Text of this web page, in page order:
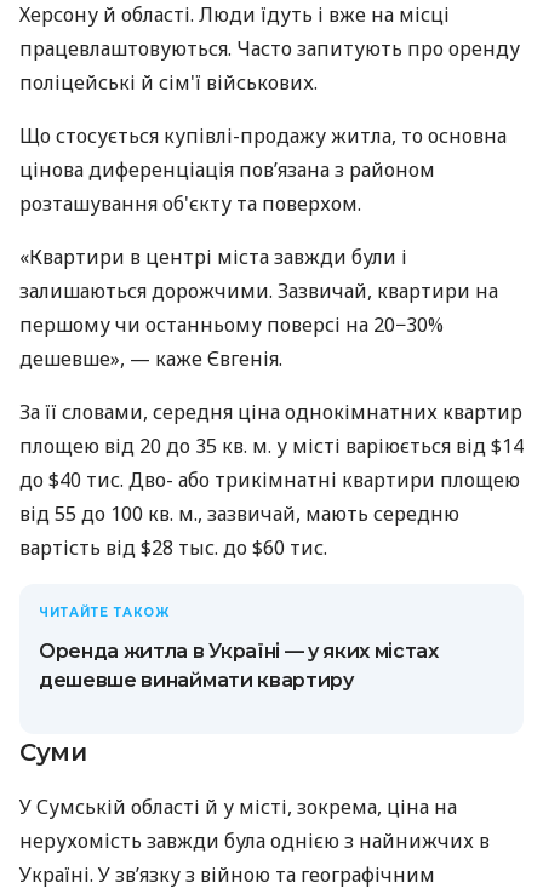
Херсону й області. Люди їдуть і вже на місці
працевлаштовуються. Часто запитують про оренду
поліцейські й сім'ї військових.
Що стосується купівлі-продажу житла, то основна
цінова диференціація пов’язана з районом
розташування об'єкту та поверхом.
«Квартири в центрі міста завжди були і
залишаються дорожчими. Зазвичай, квартири на
першому чи останньому поверсі на 20−30%
дешевше», — каже Євгенія.
За її словами, середня ціна однокімнатних квартир
площею від 20 до 35 кв. м. у місті варіюється від $14
до $40 тис. Дво- або трикімнатні квартири площею
від 55 до 100 кв. м., зазвичай, мають середню
вартість від $28 тыс. до $60 тис.
ЧИТАЙТЕ ТАКОЖ
Оренда житла в Україні — у яких містах
дешевше винаймати квартиру
Суми
У Сумській області й у місті, зокрема, ціна на
нерухомість завжди була однією з найнижчих в
Україні. У зв’язку з війною та географічним